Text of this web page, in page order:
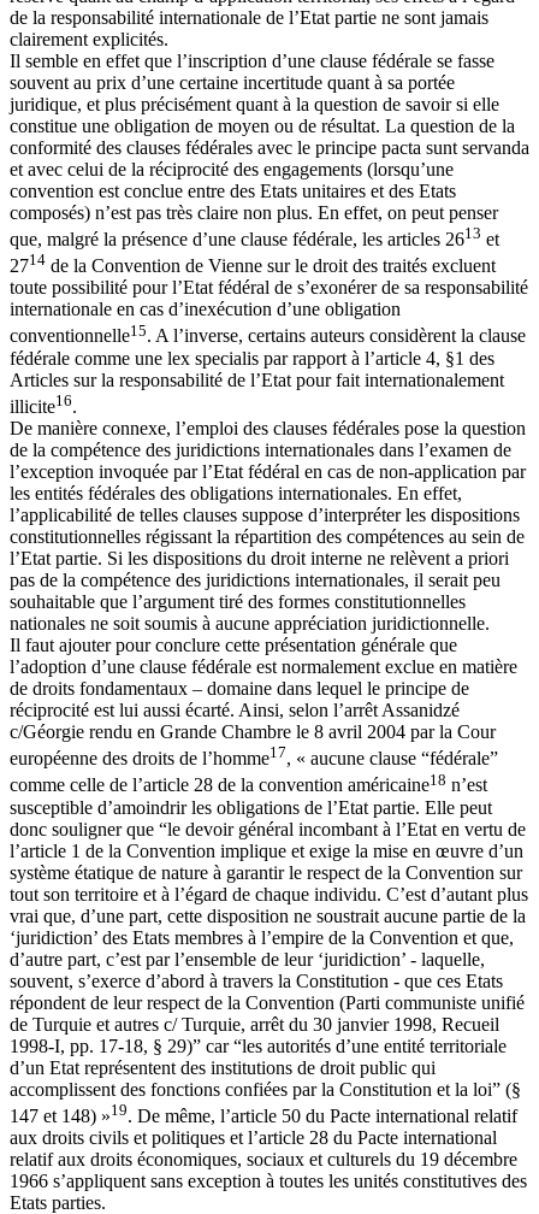
de la responsabilité internationale de l’Etat partie ne sont jamais
clairement explicités.
Il semble en effet que l’inscription d’une clause fédérale se fasse
souvent au prix d’une certaine incertitude quant à sa portée
juridique, et plus précisément quant à la question de savoir si elle
constitue une obligation de moyen ou de résultat. La question de la
conformité des clauses fédérales avec le principe pacta sunt servanda
et avec celui de la réciprocité des engagements (lorsqu’une
convention est conclue entre des Etats unitaires et des Etats
composés) n’est pas très claire non plus. En effet, on peut penser
que, malgré la présence d’une clause fédérale, les articles 2613 et
2714 de la Convention de Vienne sur le droit des traités excluent
toute possibilité pour l’Etat fédéral de s’exonérer de sa responsabilité
internationale en cas d’inexécution d’une obligation
conventionnelle15. A l’inverse, certains auteurs considèrent la clause
fédérale comme une lex specialis par rapport à l’article 4, §1 des
Articles sur la responsabilité de l’Etat pour fait internationalement
illicite16.
De manière connexe, l’emploi des clauses fédérales pose la question
de la compétence des juridictions internationales dans l’examen de
l’exception invoquée par l’Etat fédéral en cas de non-application par
les entités fédérales des obligations internationales. En effet,
l’applicabilité de telles clauses suppose d’interpréter les dispositions
constitutionnelles régissant la répartition des compétences au sein de
l’Etat partie. Si les dispositions du droit interne ne relèvent a priori
pas de la compétence des juridictions internationales, il serait peu
souhaitable que l’argument tiré des formes constitutionnelles
nationales ne soit soumis à aucune appréciation juridictionnelle.
Il faut ajouter pour conclure cette présentation générale que
l’adoption d’une clause fédérale est normalement exclue en matière
de droits fondamentaux – domaine dans lequel le principe de
réciprocité est lui aussi écarté. Ainsi, selon l’arrêt Assanidzé
c/Géorgie rendu en Grande Chambre le 8 avril 2004 par la Cour
européenne des droits de l’homme17, « aucune clause “fédérale”
comme celle de l’article 28 de la convention américaine18 n’est
susceptible d’amoindrir les obligations de l’Etat partie. Elle peut
donc souligner que “le devoir général incombant à l’Etat en vertu de
l’article 1 de la Convention implique et exige la mise en œuvre d’un
système étatique de nature à garantir le respect de la Convention sur
tout son territoire et à l’égard de chaque individu. C’est d’autant plus
vrai que, d’une part, cette disposition ne soustrait aucune partie de la
‘juridiction’ des Etats membres à l’empire de la Convention et que,
d’autre part, c’est par l’ensemble de leur ‘juridiction’ - laquelle,
souvent, s’exerce d’abord à travers la Constitution - que ces Etats
répondent de leur respect de la Convention (Parti communiste unifié
de Turquie et autres c/ Turquie, arrêt du 30 janvier 1998, Recueil
1998-I, pp. 17-18, § 29)” car “les autorités d’une entité territoriale
d’un Etat représentent des institutions de droit public qui
accomplissent des fonctions confiées par la Constitution et la loi” (§
147 et 148) »19. De même, l’article 50 du Pacte international relatif
aux droits civils et politiques et l’article 28 du Pacte international
relatif aux droits économiques, sociaux et culturels du 19 décembre
1966 s’appliquent sans exception à toutes les unités constitutives des
Etats parties.